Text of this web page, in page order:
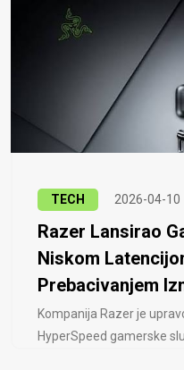
TECH 2026-04-10
Razer Lansirao
Niskom
Prebacivanjem
Kompanija Razer je
HyperSpeed ​​gamerske